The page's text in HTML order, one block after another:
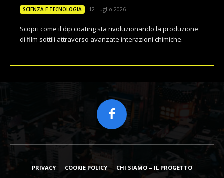
SCIENZA E TECNOLOGIA 12 Luglio 2026
Scopri come il dip coating sta rivoluzionando la produzione
di film sottili attraverso avanzate interazioni chimiche.
PRIVACY COOKIE POLICY CHI SIAMO – IL PROGETTO